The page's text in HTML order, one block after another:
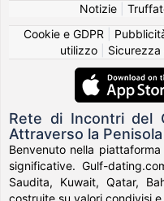
Notizie|
Cookie e GDPR
utilizzo| Sicurezza
Rete di Incontri del
Attraverso la
Benvenuto nella
significative. Gulf-
Saudita, Kuwait, Qatar,
costruite su valori condivisi